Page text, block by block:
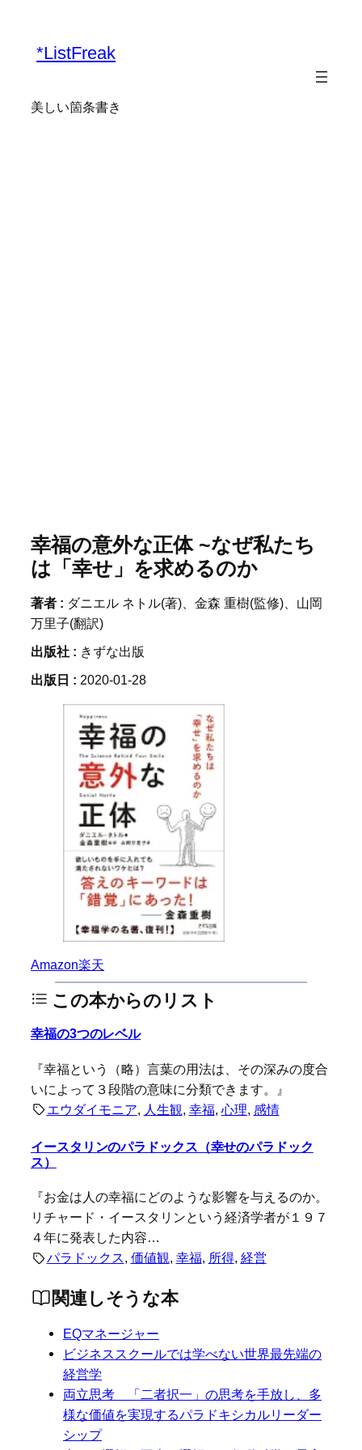
*ListFreak
美しい箇条書き
幸福の意外な正体 ~なぜ私たち
は「幸せ」を求めるのか
著者 : ダニエル ネトル(著)、金森 重樹(監修)、山岡
万里子(翻訳)
出版社 : きずな出版
出版日 : 2020-01-28
Amazon楽天
この本からのリスト
幸福の3つのレベル
『幸福という（略）言葉の用法は、その深みの度合
いによって３段階の意味に分類できます。』
エウダイモニア, 人生観, 幸福, 心理, 感情
イースタリンのパラドックス（幸せのパラドック
ス）
『お金は人の幸福にどのような影響を与えるのか。
リチャード・イースタリンという経済学者が１９７
４年に発表した内容…
パラドックス, 価値観, 幸福, 所得, 経営
関連しそうな本
EQマネージャー
ビジネススクールでは学べない世界最先端の
経営学
両立思考 「二者択一」の思考を手放し、多
様な価値を実現するパラドキシカルリーダー
シップ